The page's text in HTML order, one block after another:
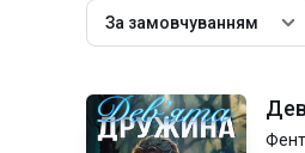
За замовчуванням